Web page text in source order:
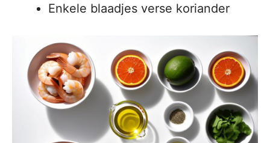
Enkele blaadjes verse koriander